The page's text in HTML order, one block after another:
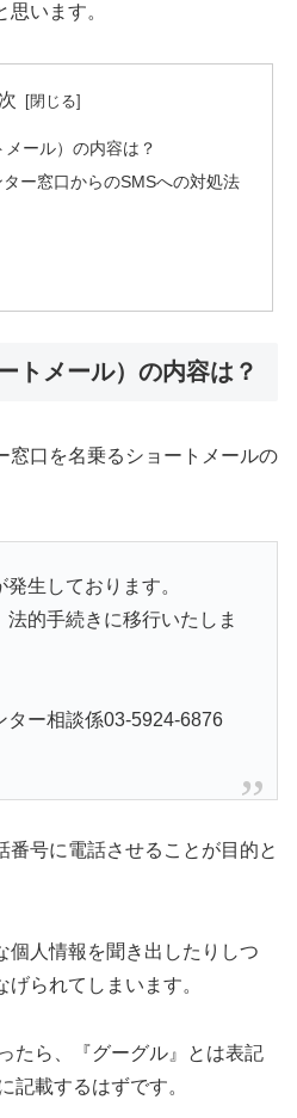
います。
ール）の内容は？
ー窓口からのSMSへの対処法
トメール）の内容は？
窓口を名乗るショートメールの
生しております。
的手続きに移行いたしま
ター相談係03-5924-6876
番号に電話させることが目的と
個人情報を聞き出したりしつ
られてしまいます。
たら、『グーグル』とは表記
記載するはずです。